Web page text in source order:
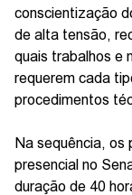
conscientização
de alta tensão,
quais trabalhos e
requerem cada
procedimentos
Na sequência,
presencial no
duração de 40